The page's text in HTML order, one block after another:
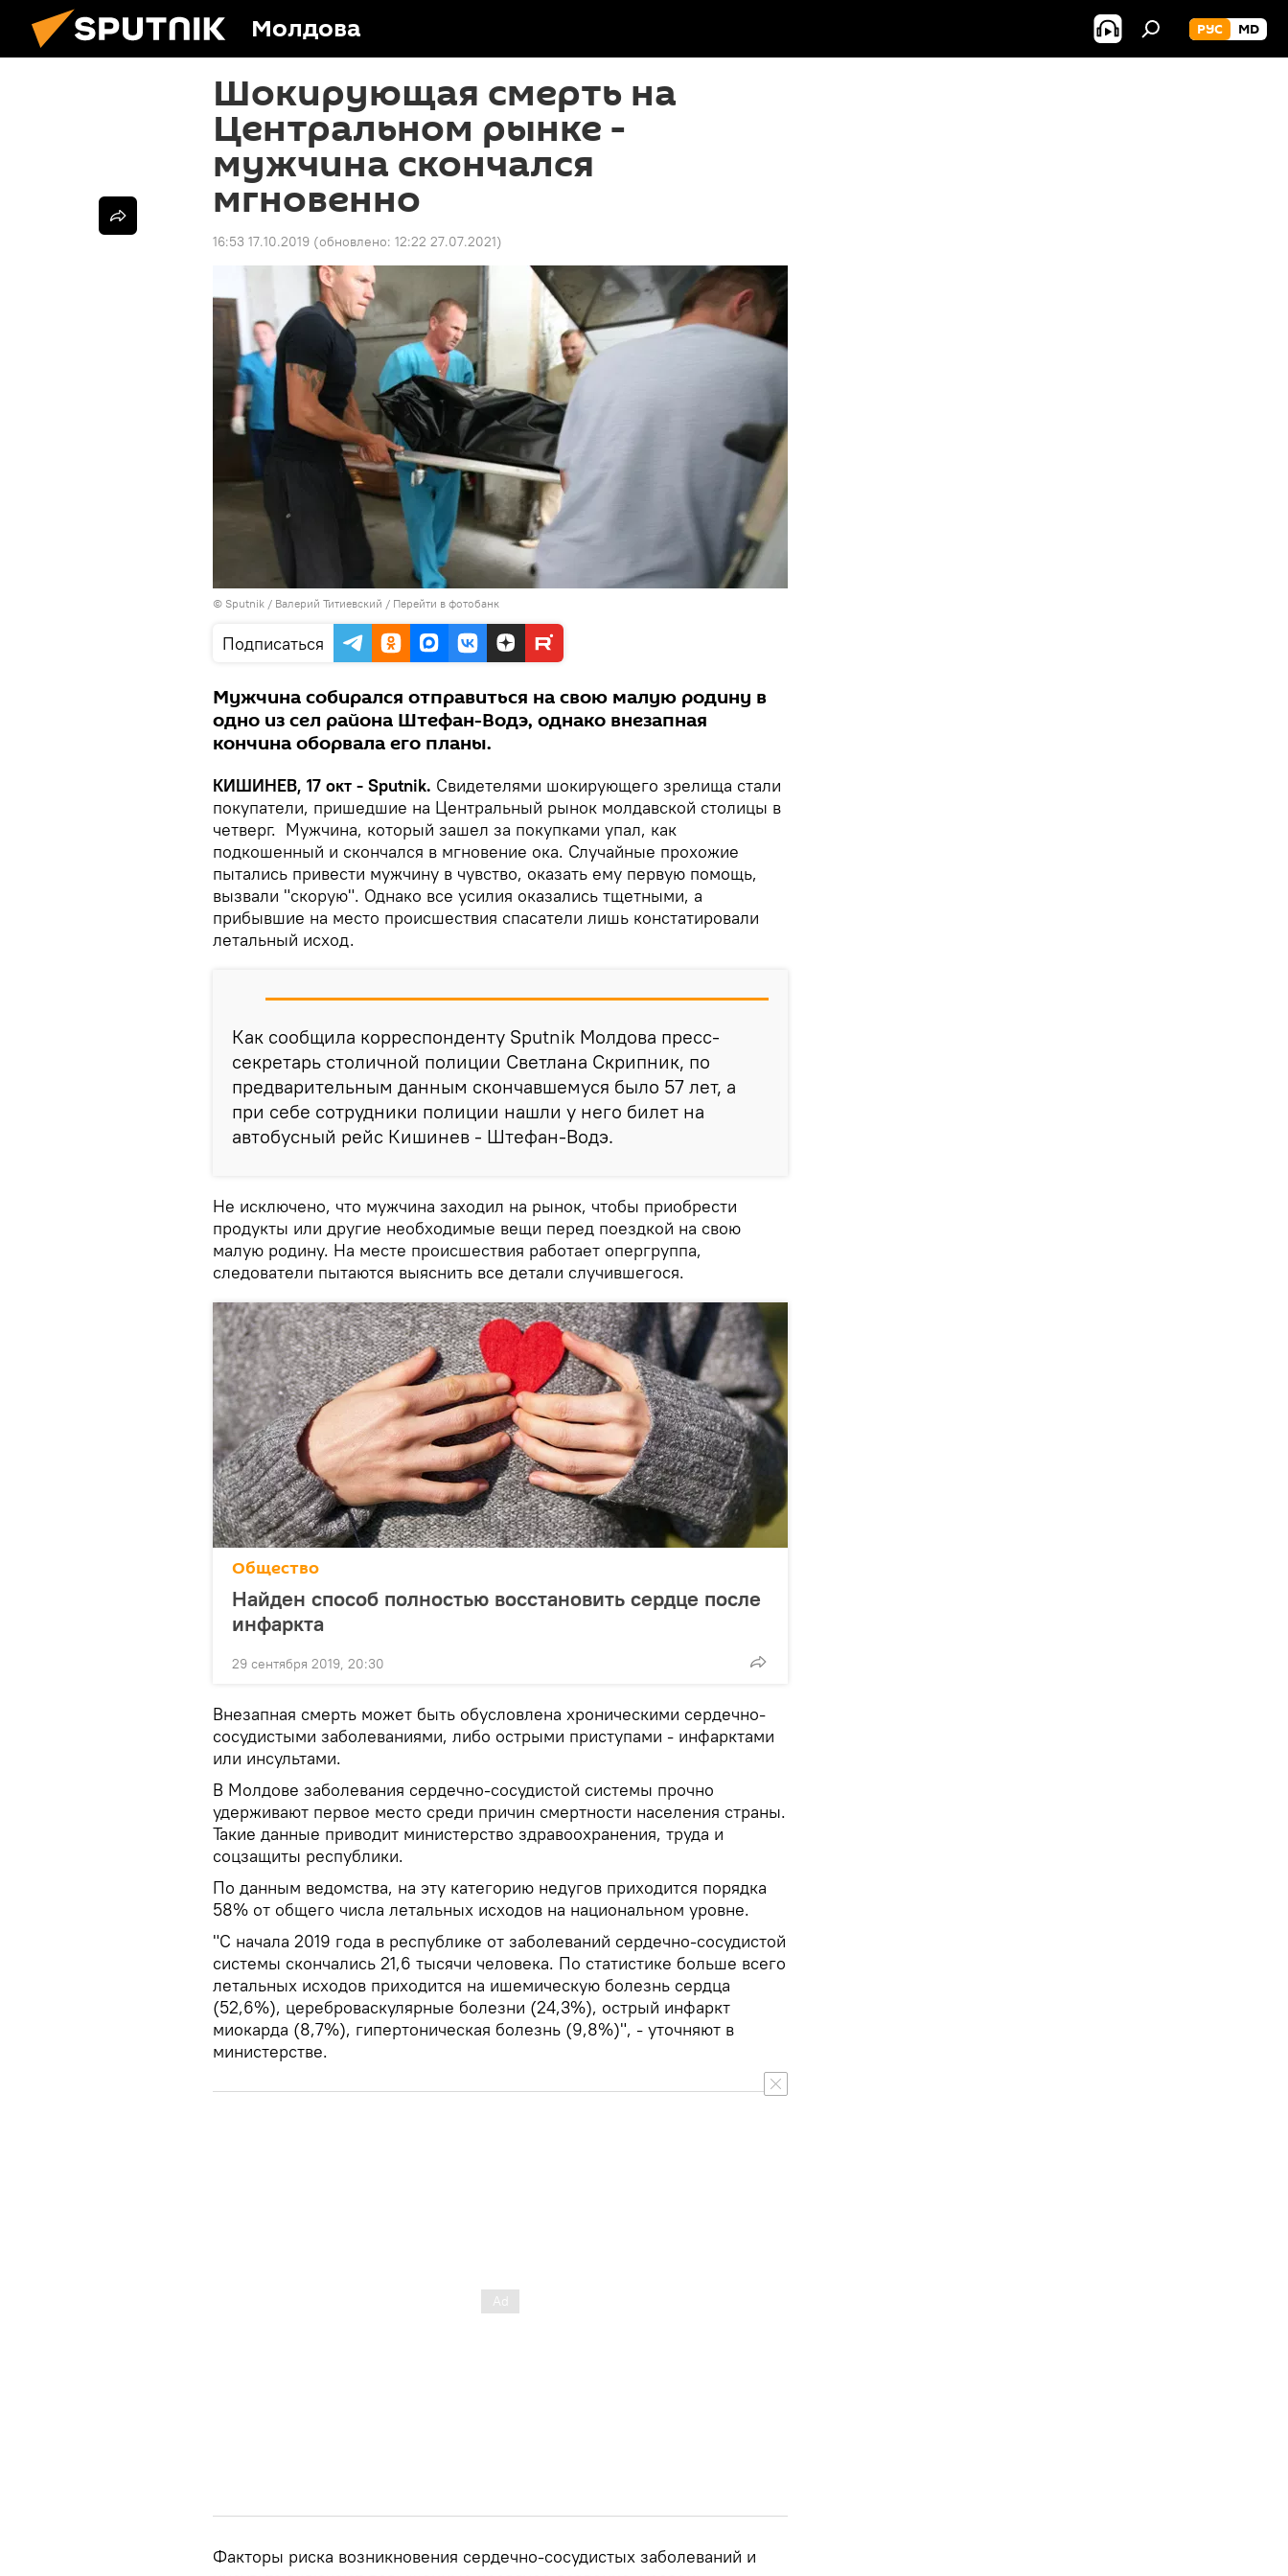
Молдова РУС MD
Шокирующая смерть на
Центральном рынке -
мужчина скончался
мгновенно
16:53 17.10.2019 (обновлено: 12:22 27.07.2021)
© Sputnik / Валерий Титиевский / Перейти в фотобанк
Подписаться
Мужчина собирался отправиться на свою малую родину в
одно из сел района Штефан-Водэ, однако внезапная
кончина оборвала его планы.
КИШИНЕВ, 17 окт - Sputnik. Свидетелями шокирующего зрелища стали
покупатели, пришедшие на Центральный рынок молдавской столицы в
четверг. Мужчина, который зашел за покупками упал, как
подкошенный и скончался в мгновение ока. Случайные прохожие
пытались привести мужчину в чувство, оказать ему первую помощь,
вызвали "скорую". Однако все усилия оказались тщетными, а
прибывшие на место происшествия спасатели лишь констатировали
летальный исход.
Как сообщила корреспонденту Sputnik Молдова пресс-
секретарь столичной полиции Светлана Скрипник, по
предварительным данным скончавшемуся было 57 лет, а
при себе сотрудники полиции нашли у него билет на
автобусный рейс Кишинев - Штефан-Водэ.
Не исключено, что мужчина заходил на рынок, чтобы приобрести
продукты или другие необходимые вещи перед поездкой на свою
малую родину. На месте происшествия работает опергруппа,
следователи пытаются выяснить все детали случившегося.
Общество
Найден способ полностью восстановить сердце после
инфаркта
29 сентября 2019, 20:30
Внезапная смерть может быть обусловлена хроническими сердечно-
сосудистыми заболеваниями, либо острыми приступами - инфарктами
или инсультами.
В Молдове заболевания сердечно-сосудистой системы прочно
удерживают первое место среди причин смертности населения страны.
Такие данные приводит министерство здравоохранения, труда и
соцзащиты республики.
По данным ведомства, на эту категорию недугов приходится порядка
58% от общего числа летальных исходов на национальном уровне.
"С начала 2019 года в республике от заболеваний сердечно-сосудистой
системы скончались 21,6 тысячи человека. По статистике больше всего
летальных исходов приходится на ишемическую болезнь сердца
(52,6%), цереброваскулярные болезни (24,3%), острый инфаркт
миокарда (8,7%), гипертоническая болезнь (9,8%)", - уточняют в
министерстве.
Факторы риска возникновения сердечно-сосудистых заболеваний и